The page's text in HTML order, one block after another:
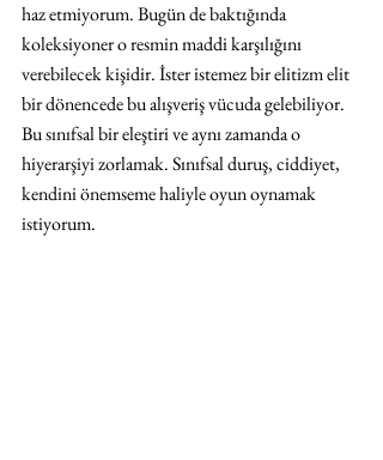
haz etmiyorum. Bugün de baktığında
koleksiyoner o resmin maddi karşılığını
verebilecek kişidir. İster istemez bir elitizm elit
bir dönencede bu alışveriş vücuda gelebiliyor.
Bu sınıfsal bir eleştiri ve aynı zamanda o
hiyerarşiyi zorlamak. Sınıfsal duruş, ciddiyet,
kendini önemseme haliyle oyun oynamak
istiyorum.